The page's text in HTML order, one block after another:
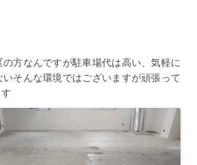
方なんですが駐車場代は高い、気軽に
そんな環境ではございますが頑張って